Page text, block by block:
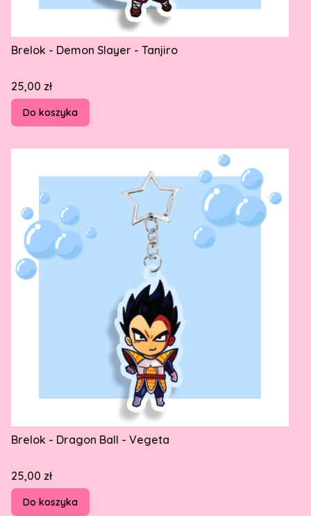
Brelok - Demon Slayer - Tanjiro
Cena
25,00 zł
Do koszyka
Brelok - Dragon Ball - Vegeta
Cena
25,00 zł
Do koszyka